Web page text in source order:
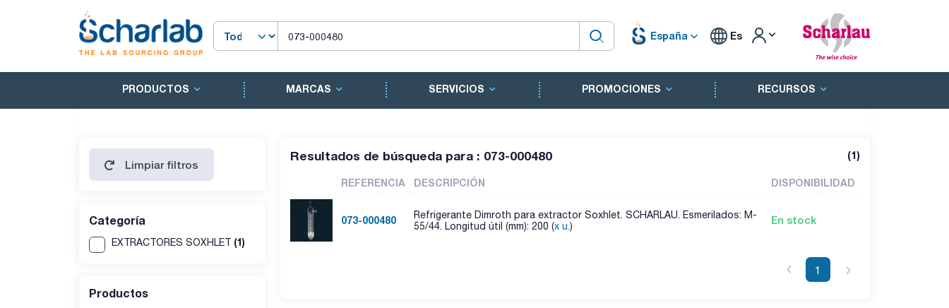
España Es
PRODUCTOS MARCAS SERVICIOS PROMOCIONES RECURSOS
Limpiar filtros
Categoría
EXTRACTORES SOXHLET (1)
Productos
Resultados de búsqueda para : 073-000480 (1)
REFERENCIA DESCRIPCIÓN DISPONIBILIDAD
073-000480
Refrigerante Dimroth para extractor Soxhlet. SCHARLAU. Esmerilados: M-
55/44. Longitud útil (mm): 200 (x u.) En stock
1